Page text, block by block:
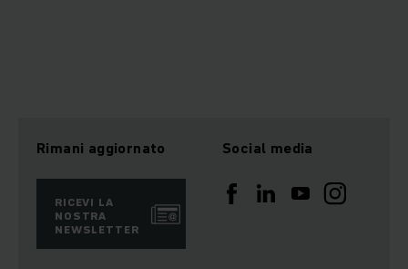
Rimani aggiornato
RICEVI LA
NOSTRA
NEWSLETTER
Social media